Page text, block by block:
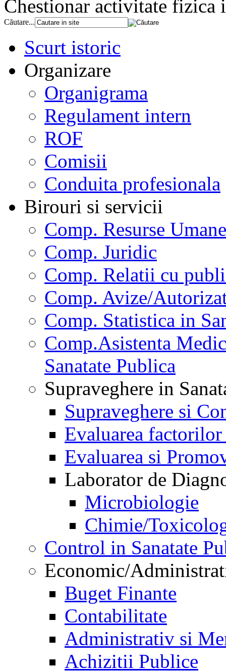
Chestionar activitate fizica
Căutare...
Scurt istoric
Organizare
Organigrama
Regulament intern
ROF
Comisii
Conduita profesionala
Birouri si servicii
Comp. Resurse Umane
Comp. Juridic
Comp. Relatii cu
Comp. Avize/
Comp. Statistica in
Comp.Asistenta
Sanatate Publica
Supraveghere in
Supraveghere si
Evaluarea
Evaluarea si
Laborator de
Microbiologie
Chimie/
Control in Sanatate
Economic/
Buget Finante
Contabilitate
Administrativ si
Achizitii Publice